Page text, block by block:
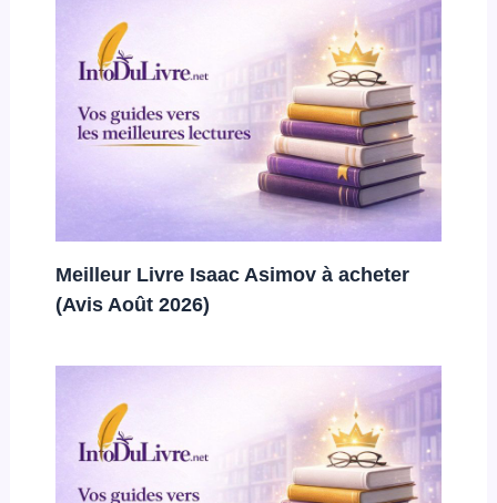
Meilleur Livre Isaac Asimov à acheter
(Avis Août 2026)